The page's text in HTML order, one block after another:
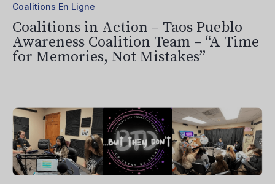
Coalitions En Ligne
Coalitions in Action – Taos Pueblo
Awareness Coalition Team – “A Time
for Memories, Not Mistakes”